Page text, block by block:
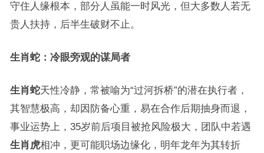
守住人缘根本，部分人虽能一时风光，但大多数人若无
贵人扶持，后半生破财不止。
生肖蛇：冷眼旁观的谋局者
生肖蛇天性冷静，常被喻为“过河拆桥”的潜在执行者，
其智慧极高，却因防备心重，易在合作后期抽身而退，
事业运势上，35岁前后项目被抢风险极大，团队中若遇
生肖虎相冲，更可能职场边缘化，明年龙年为其转折